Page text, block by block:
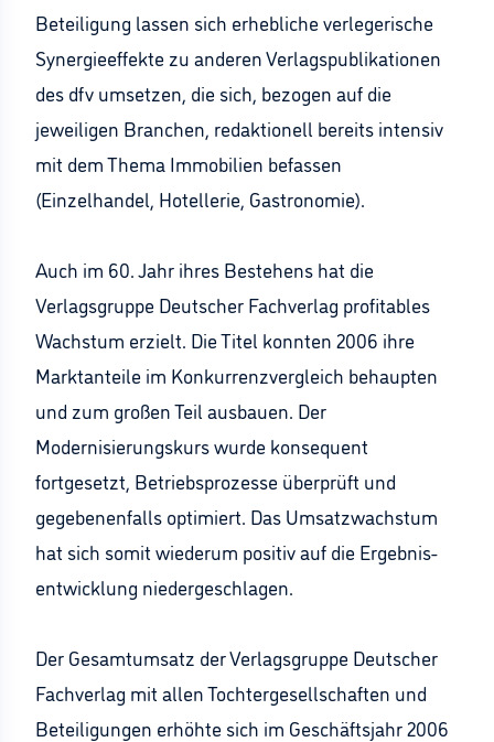
Beteiligung lassen sich erhebliche verlegerische
Synergieeffekte zu anderen Verlagspublikationen
des dfv umsetzen, die sich, bezogen auf die
jeweiligen Branchen, redaktionell bereits intensiv
mit dem Thema Immobilien befassen
(Einzelhandel, Hotellerie, Gastronomie).
Auch im 60. Jahr ihres Bestehens hat die
Verlagsgruppe Deutscher Fachverlag profitables
Wachstum erzielt. Die Titel konnten 2006 ihre
Marktanteile im Konkurrenzvergleich behaupten
und zum großen Teil ausbauen. Der
Modernisierungskurs wurde konsequent
fortgesetzt, Betriebsprozesse überprüft und
gegebenenfalls optimiert. Das Umsatzwachstum
hat sich somit wiederum positiv auf die Ergebnis-
entwicklung niedergeschlagen.
Der Gesamtumsatz der Verlagsgruppe Deutscher
Fachverlag mit allen Tochtergesellschaften und
Beteiligungen erhöhte sich im Geschäftsjahr 2006